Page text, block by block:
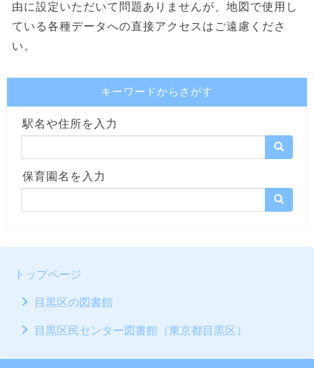
由に設定いただいて問題ありませんが、地図で使用し
ている各種データへの直接アクセスはご遠慮くださ
い。
キーワードからさがす
駅名や住所を入力
保育園名を入力
トップページ
目黒区の図書館
目黒区民センター図書館（東京都目黒区）